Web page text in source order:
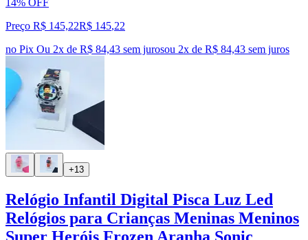
Preço R$ 145,22R$ 145,22
no Pix Ou 2x de R$ 84,43 sem jurosou 2x de R$ 84,43 sem juros
+13
Relógio Infantil Digital Pisca Luz Led
Relógios para Crianças Meninas Meninos
Super Heróis Frozen Aranha Sonic